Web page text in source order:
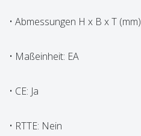
• Abmessungen H x B x T
• Maßeinheit: EA
• CE: Ja
• RTTE: Nein